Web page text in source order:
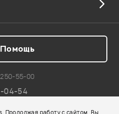
Продолжая работу с сайтом, Вы
55-00
04-54
Помощь